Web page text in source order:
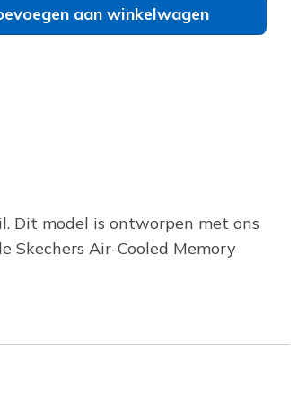
aan winkelwagen
Dit model is ontworpen met ons
Skechers Air-Cooled Memory